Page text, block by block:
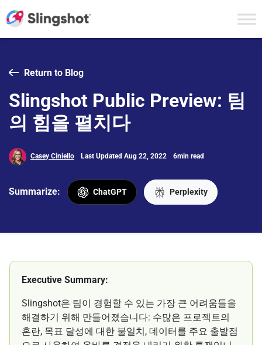
Return to Blog
Slingshot Public Preview: 팀
의 힘을 펼치다
Casey Ciniello Last Updated Aug 22, 2022 6min read
Summarize: ChatGPT Perplexity
Executive Summary:
Slingshot은 팀이 경험할 수 있는 가장 큰 어려움들을
해결하기 위해 만들어졌습니다: 수많은 프로젝트의
혼란, 목표 달성에 대한 불일치, 데이터를 주요 출발점